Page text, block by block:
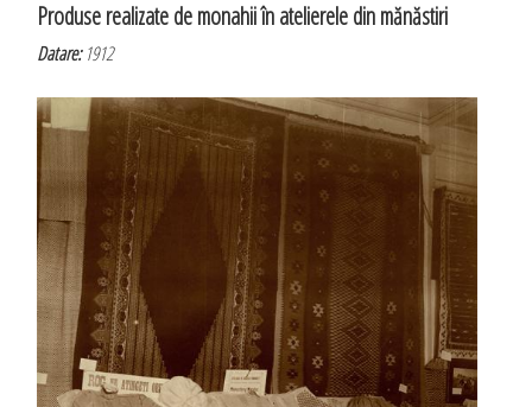
Produse realizate de monahii în atelierele din mănăstiri
Datare:1912